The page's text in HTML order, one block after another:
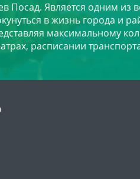
Посад. Является одним из
в жизнь города и
максимальному
расписании